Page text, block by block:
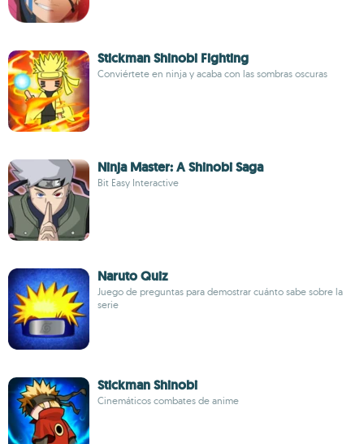
Stickman Shinobi Fighting
Conviértete en ninja y acaba con las sombras oscuras
Ninja Master: A Shinobi Saga
Bit Easy Interactive
Naruto Quiz
Juego de preguntas para demostrar cuánto sabe sobre la
serie
Stickman Shinobi
Cinemáticos combates de anime